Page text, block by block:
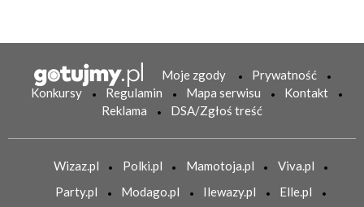
Moje zgody
Prywatność
Konkursy
Regulamin Mapa serwisu
Kontakt
Reklama
DSA/Zgłoś treść
Wizaz.pl Polki.pl Mamotoja.pl
Viva.pl
Party.pl
Modago.pl Ilewazy.pl Elle.pl